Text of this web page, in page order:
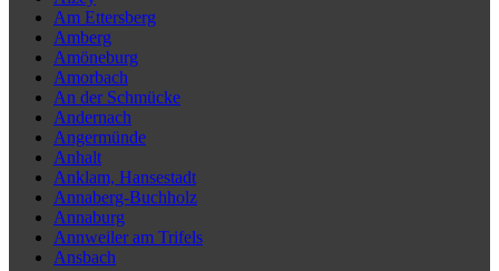
Am Ettersberg
Amberg
Amöneburg
Amorbach
An der Schmücke
Andernach
Angermünde
Anhalt
Anklam, Hansestadt
Annaberg-Buchholz
Annaburg
Annweiler am Trifels
Ansbach